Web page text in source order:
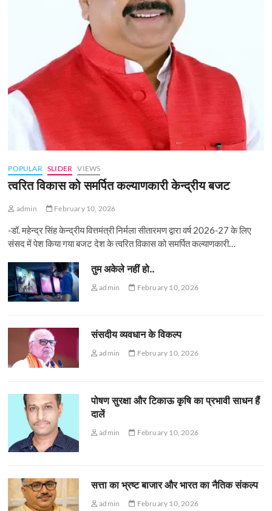
POPULAR SLIDER VIEWS
त्वरित विकास को समर्पित कल्याणकारी केन्‍द्रीय बजट
admin February 10, 2026
-डॉ. महेन्द्र सिंह केन्द्रीय वित्तमंत्री निर्मला सीतारमण द्वारा वर्ष 2026-27 के लिए
संसद में पेश किया गया बजट देश के त्वरित विकास को समर्पित कल्याणकारी…
तुम अकेले नहीं हो..
admin February 10, 2026
संसदीय व्यवधान के विकल्प
admin February 10, 2026
पोषण सुरक्षा और टिकाऊ कृषि का प्रभावी साधन हैं
दालें
admin February 10, 2026
सत्ता का भ्रष्ट बाजार और भारत का नैतिक संकल्प
admin February 10, 2026